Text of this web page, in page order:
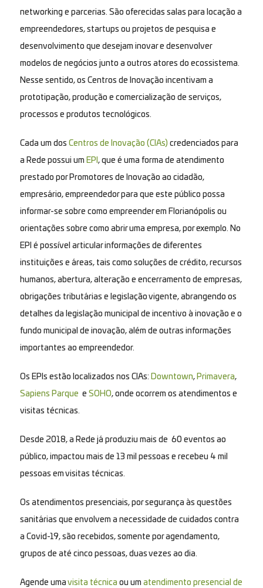
networking e parcerias. São oferecidas salas para locação a
empreendedores, startups ou projetos de pesquisa e
desenvolvimento que desejam inovar e desenvolver
modelos de negócios junto a outros atores do ecossistema.
Nesse sentido, os Centros de Inovação incentivam a
prototipação, produção e comercialização de serviços,
processos e produtos tecnológicos.
Cada um dos Centros de Inovação (CIAs) credenciados para
a Rede possui um EPI , que é uma forma de atendimento
prestado por Promotores de Inovação ao cidadão,
empresário, empreendedor para que este público possa
informar-se sobre como empreender em Florianópolis ou
orientações sobre como abrir uma empresa, por exemplo. No
EPI é possível articular informações de diferentes
instituições e áreas, tais como soluções de crédito, recursos
humanos, abertura, alteração e encerramento de empresas,
obrigações tributárias e legislação vigente, abrangendo os
detalhes da legislação municipal de incentivo à inovação e o
fundo municipal de inovação, além de outras informações
importantes ao empreendedor.
Os EPIs estão localizados nos CIAs: Downtown, Primavera,
Sapiens Parque e SOHO, onde ocorrem os atendimentos e
visitas técnicas.
Desde 2018, a Rede já produziu mais de 60 eventos ao
público, impactou mais de 13 mil pessoas e recebeu 4 mil
pessoas em visitas técnicas.
Os atendimentos presenciais, por segurança às questões
sanitárias que envolvem a necessidade de cuidados contra
a Covid-19, são recebidos, somente por agendamento,
grupos de até cinco pessoas, duas vezes ao dia.
Agende uma visita técnica ou um atendimento presencial de